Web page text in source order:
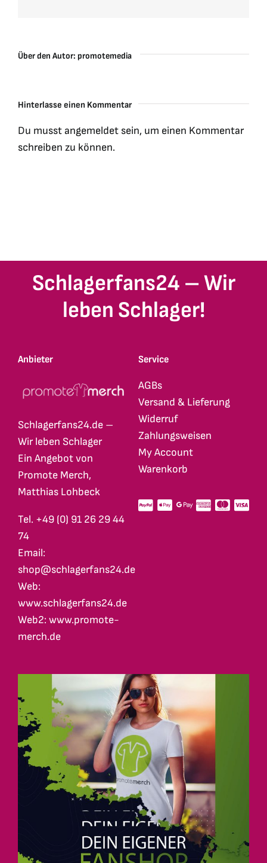
Über den Autor: promotemedia
Hinterlasse einen Kommentar
Du musstangemeldet sein, um einen Kommentar
schreiben zu können.
Schlagerfans24 – Wir
leben Schlager!
Anbieter
Schlagerfans24.de –
Wir leben Schlager
Ein Angebot von
Promote Merch,
Matthias Lohbeck
Tel. +49 (0) 91 26 29 44
74
Email:
shop@schlagerfans24.de
Web:
www.schlagerfans24.de
Web2: www.promote-
merch.de
Service
AGBs
Versand & Lieferung
Widerruf
Zahlungsweisen
My Account
Warenkorb